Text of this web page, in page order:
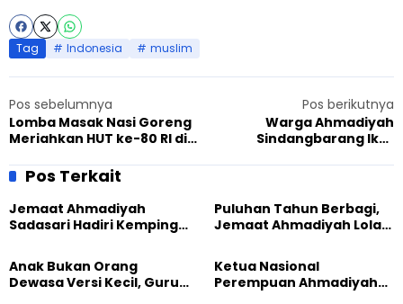
Tag Indonesia muslim
Pos sebelumnya
Lomba Masak Nasi Goreng
Meriahkan HUT ke-80 RI di
Kebayoran Lama
Pos berikutnya
Warga Ahmadiyah
Sindangbarang Ikut
Singkirkan Sampah Alun-
Pos Terkait
Jemaat Ahmadiyah
Sadasari Hadiri Kemping
Puluhan Tahun Berbagi,
Jemaat Ahmadiyah Lolak
Sembako kepada Warga
Anak Bukan Orang
Dewasa Versi Kecil, Guru
Ketua Nasional
Perempuan Ahmadiyah